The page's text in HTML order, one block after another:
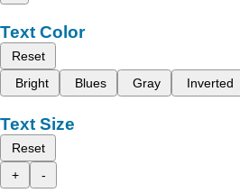
Text Color
Reset
Bright
Blues Gray Inverted
Text Size
Reset
+
-